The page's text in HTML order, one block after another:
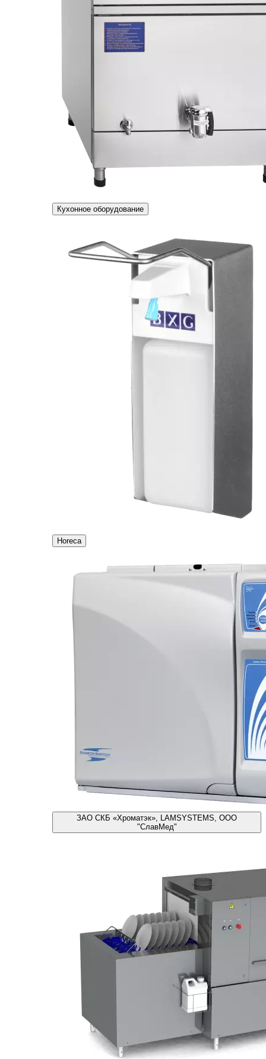
Кухонное оборудование
Horeca
ЗАО СКБ «Хроматэк», LAMSYSTEMS, ООО
"СлавМед"